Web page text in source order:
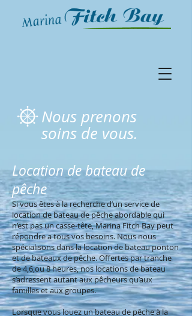
Nous prenons
soins de vous.
Location de bateau de
pêche
Si vous êtes à la recherche d’un service de
location de bateau de pêche abordable qui
n’est pas un casse-tête, Marina Fitch Bay peut
répondre a tous vos besoins. Nous nous
spécialisons dans la location de bateau ponton
et de bateaux de pêche. Offertes par tranche
de 4,6,ou 8 heures, nos locations de bateau
s’adressent autant aux pêcheurs qu’aux
familles et aux groupes.
Lorsque vous louez un bateau de pêche à la